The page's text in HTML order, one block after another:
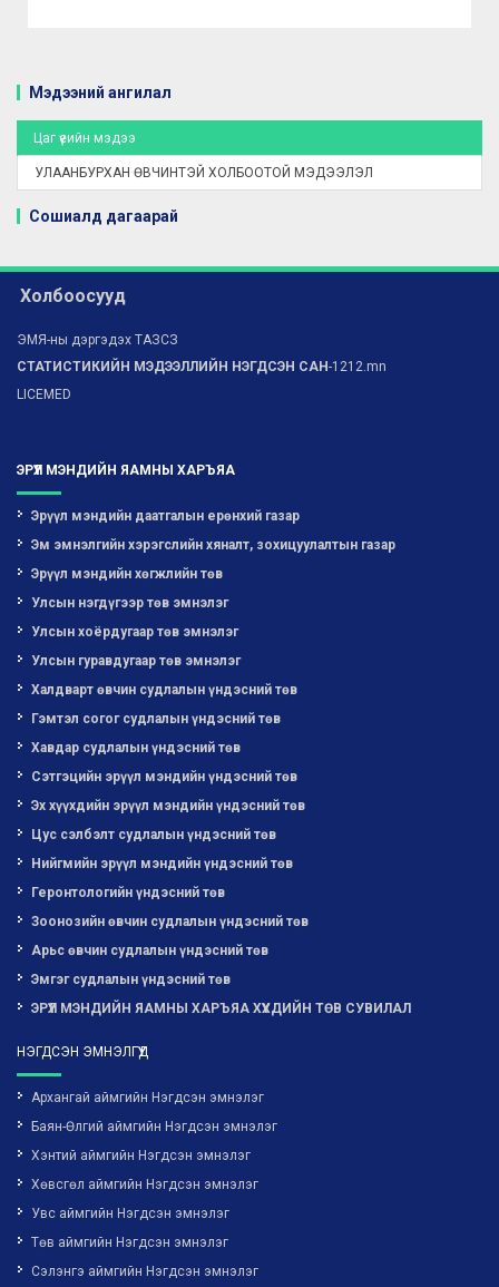
Мэдээний ангилал
Цаг үеийн мэдээ
УЛААНБУРХАН ӨВЧИНТЭЙ ХОЛБООТОЙ МЭДЭЭЛЭЛ
Сошиалд дагаарай
Холбоосууд
ЭМЯ-ны дэргэдэх ТАЗСЗ
СТАТИСТИКИЙН МЭДЭЭЛЛИЙН НЭГДСЭН САН-1212.mn
LICEMED
ЭРҮҮЛ МЭНДИЙН ЯАМНЫ ХАРЪЯА
Эрүүл мэндийн даатгалын ерөнхий газар
Эм эмнэлгийн хэрэгслийн хяналт, зохицуулалтын газар
Эрүүл мэндийн хөгжлийн төв
Улсын нэгдүгээр төв эмнэлэг
Улсын хоёрдугаар төв эмнэлэг
Улсын гуравдугаар төв эмнэлэг
Халдварт өвчин судлалын үндэсний төв
Гэмтэл согог судлалын үндэсний төв
Хавдар судлалын үндэсний төв
Сэтгэцийн эрүүл мэндийн үндэсний төв
Эх хүүхдийн эрүүл мэндийн үндэсний төв
Цус сэлбэлт судлалын үндэсний төв
Нийгмийн эрүүл мэндийн үндэсний төв
Геронтологийн үндэсний төв
Зоонозийн өвчин судлалын үндэсний төв
Арьс өвчин судлалын үндэсний төв
Эмгэг судлалын үндэсний төв
ЭРҮҮЛ МЭНДИЙН ЯАМНЫ ХАРЪЯА ХҮҮХДИЙН ТӨВ СУВИЛАЛ
НЭГДСЭН ЭМНЭЛГҮҮД
Архангай аймгийн Нэгдсэн эмнэлэг
Баян-Өлгий аймгийн Нэгдсэн эмнэлэг
Хэнтий аймгийн Нэгдсэн эмнэлэг
Хөвсгөл аймгийн Нэгдсэн эмнэлэг
Увс аймгийн Нэгдсэн эмнэлэг
Төв аймгийн Нэгдсэн эмнэлэг
Сэлэнгэ аймгийн Нэгдсэн эмнэлэг